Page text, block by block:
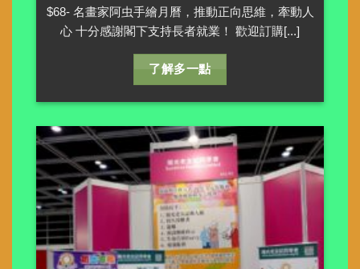
$68- 名畫家阿虫手繪月曆，推動正向思維，牽動人
心 十分感謝閣下支持長者就業！ 歡迎訂購[...]
了解多一點